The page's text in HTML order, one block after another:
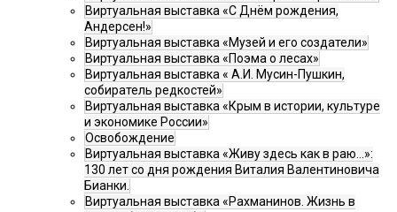
Виртуальная выставка «С Днём рождения,
Андерсен!»
Виртуальная выставка «Музей и его создатели»
Виртуальная выставка «Поэма о лесах»
Виртуальная выставка « А.И. Мусин-Пушкин,
собиратель редкостей»
Виртуальная выставка «Крым в истории, культуре
и экономике России»
Освобождение
Виртуальная выставка «Живу здесь как в раю…»:
130 лет со дня рождения Виталия Валентиновича
Бианки.
Виртуальная выставка «Рахманинов. Жизнь в